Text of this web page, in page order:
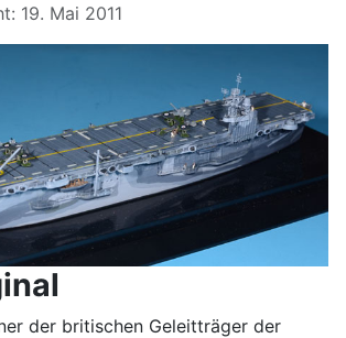
19. Mai 2011
der britischen Geleitträger der